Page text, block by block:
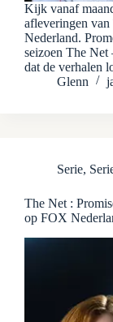
Kijk vanaf
afleveringen
Nederland.
seizoen The Net
dat de verhalen
Glenn
Serie,
The Net :
op FOX